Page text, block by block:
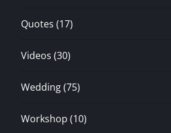
Quotes (17)
Videos (30)
Wedding(75)
Workshop (10)